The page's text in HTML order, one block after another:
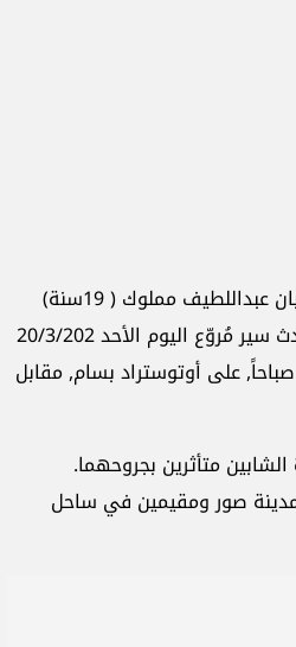
وفي التفاصيل، تعرَّض الشّابان عبداللطيف مملوك ( 19سنة)
وأمير فصاعي (19 سنة), لحادث سير مُروّع اليوم الأحد 20/3/202
على أوتوستراد بسام, مقابل
متأثرين بجروحهما.
صور ومقيمين في ساحل